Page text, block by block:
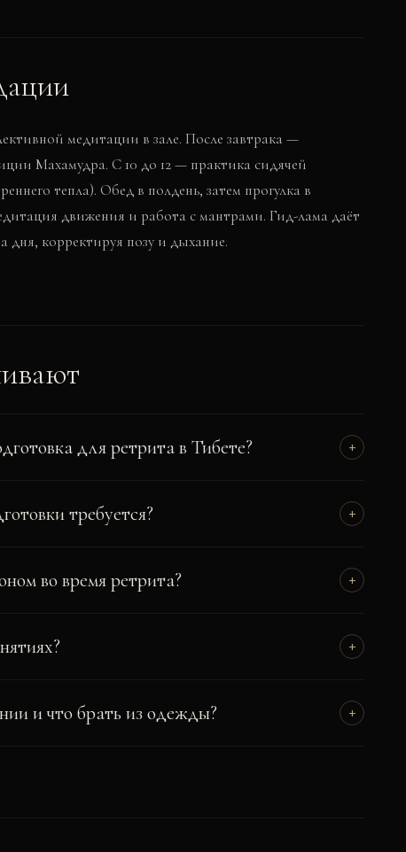
медитации в зале. После завтрака —
Махамудра. С 10 до 12 — практика сидячей
тепла). Обед в полдень, затем прогулка в
движения и работа с мантрами. Гид-лама даёт
дня, корректируя позу и дыхание.
для ретрита в Тибете? +
требуется? +
во время ретрита? +
+
и что брать из одежды? +